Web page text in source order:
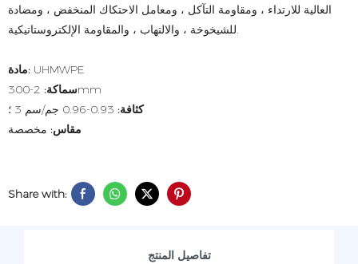
العالية للارتداء ، ومقاومة التآكل ، ومعامل الاحتكاك المنخفض ، ومضادة
للشيخوخة ، والالتهاب ، والمقاومة الإلكتروستاتيكية.
مادة: UHMWPE
سماكة:2-300mm
كثافة: 0.93-0.96 جم/سم 3 ؛
مقاس: مخصصة
Share with:
تفاصيل المنتج